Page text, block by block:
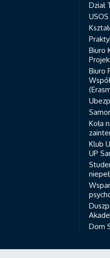
Dział
USOS
Biuro
Biuro
Koła
Klub
UP
Dom